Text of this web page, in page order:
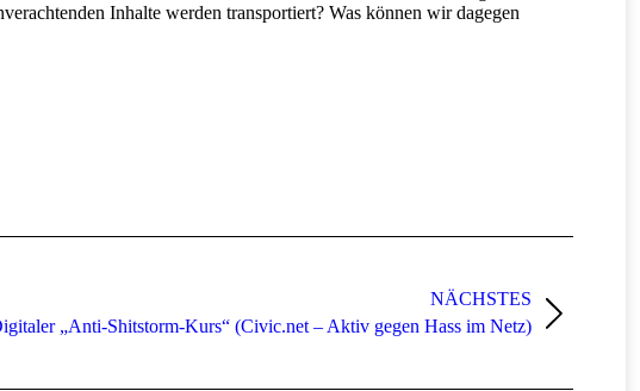
Inhalte werden transportiert? Was können wir dagegen
NÄCHSTES
„Anti-Shitstorm-Kurs“ (Civic.net – Aktiv gegen Hass im Netz)